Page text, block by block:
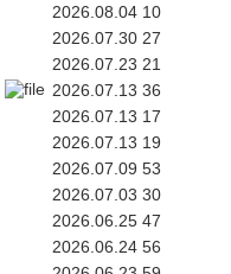
2026.08.04 10
2026.07.30 27
2026.07.23 21
2026.07.13 36
2026.07.13 17
2026.07.13 19
2026.07.09 53
2026.07.03 30
2026.06.25 47
2026.06.24 56